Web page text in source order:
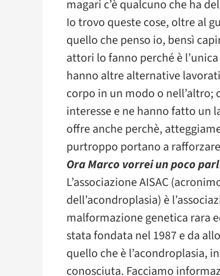
magari c’è qualcuno che ha
Io trovo queste cose, oltre al
quello che penso io, bensì
attori lo fanno perché è
hanno altre alternative
corpo in un modo o
interesse e ne hanno fatto un
offre anche perchè,
purtroppo portano a
Ora Marco vorrei un poco
L’associazione AISAC
dell’acondroplasia) è
malformazione genetica rara
stata fondata nel 1987 e da
quello che è l’acondroplasia,
conosciuta. Facciamo